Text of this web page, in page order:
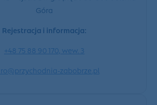
Góra
Rejestracja i informacja:
+48 75 88 90 170, wew. 3
zabobrze.pl